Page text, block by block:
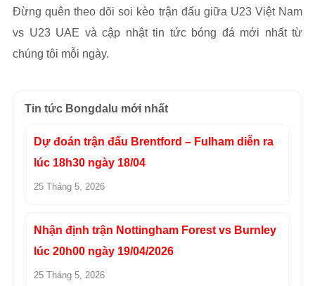
Đừng quên theo dõi soi kèo trận đấu giữa U23 Việt Nam
vs U23 UAE và cập nhật tin tức bóng đá mới nhất từ
chúng tôi mỗi ngày.
Tin tức Bongdalu mới nhất
Dự đoán trận đấu Brentford – Fulham diễn ra
lúc 18h30 ngày 18/04
25 Tháng 5, 2026
Nhận định trận Nottingham Forest vs Burnley
lúc 20h00 ngày 19/04/2026
25 Tháng 5, 2026